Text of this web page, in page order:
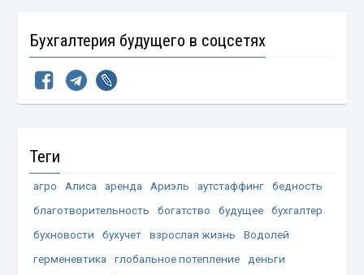
Бухгалтерия будущего в соцсетях
Теги
агро Алиса аренда Ариэль аутстаффинг
бедность
благотворительность
богатство будущее
бухгалтер
бухновости
бухучет взрослая жизнь
Водолей
герменевтика
глобальное потепление
деньги